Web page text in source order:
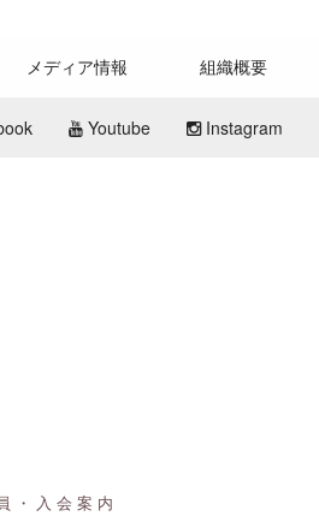
メディア情報 組織概要
Youtube Instagram
・入会案内